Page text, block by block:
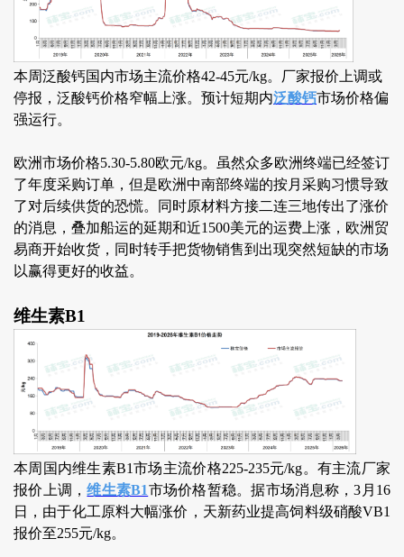
本周泛酸钙国内市场主流价格42-45元/kg。厂家报价上调或
停报，泛酸钙价格窄幅上涨。预计短期内泛酸钙市场价格偏
强运行。
欧洲市场价格5.30-5.80欧元/kg。虽然众多欧洲终端已经签订
了年度采购订单，但是欧洲中南部终端的按月采购习惯导致
了对后续供货的恐慌。同时原材料方接二连三地传出了涨价
的消息，叠加船运的延期和近1500美元的运费上涨，欧洲贸
易商开始收货，同时转手把货物销售到出现突然短缺的市场
以赢得更好的收益。
维生素B1
本周国内维生素B1市场主流价格225-235元/kg。有主流厂家
报价上调，维生素B1市场价格暂稳。据市场消息称，3月16
日，由于化工原料大幅涨价，天新药业提高饲料级硝酸VB1
报价至255元/kg。